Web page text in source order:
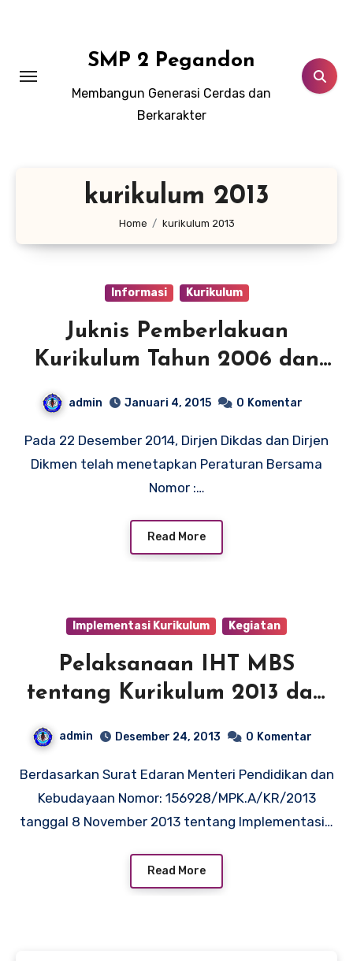
SMP 2 Pegandon
Membangun Generasi Cerdas dan
Berkarakter
kurikulum 2013
Home kurikulum 2013
Informasi Kurikulum
Juknis Pemberlakuan
Kurikulum Tahun 2006 dan
admin Januari 4, 2015 0 Komentar
Pada 22 Desember 2014, Dirjen Dikdas dan Dirjen
Dikmen telah menetapkan Peraturan Bersama
Nomor :…
Read More
Implementasi Kurikulum Kegiatan
Pelaksanaan IHT MBS
tentang Kurikulum 2013 dan
admin Desember 24, 2013 0 Komentar
Berdasarkan Surat Edaran Menteri Pendidikan dan
Kebudayaan Nomor: 156928/MPK.A/KR/2013
tanggal 8 November 2013 tentang Implementasi…
Read More